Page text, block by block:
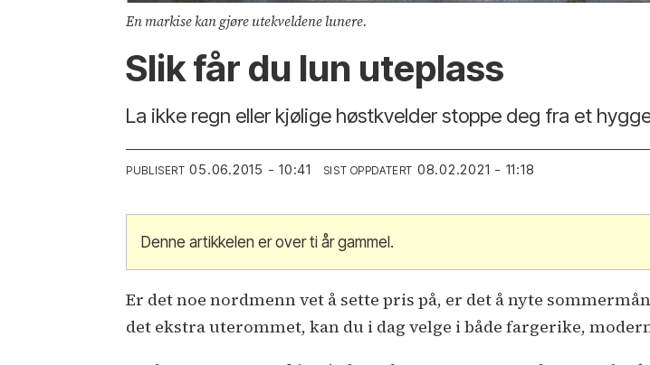
En markise kan gjøre utekveldene lunere.
Slik får du lun uteplass
La ikke regn eller kjølige høstkvelder stoppe deg fra et
PUBLISERT 05.06.2015 - 10:41 SIST OPPDATERT 08.02.2021 - 11:18
Denne artikkelen er over ti år gammel.
Er det noe nordmenn vet å sette pris på, er det å nyte
det ekstra uterommet, kan du i dag velge i både fargerike,